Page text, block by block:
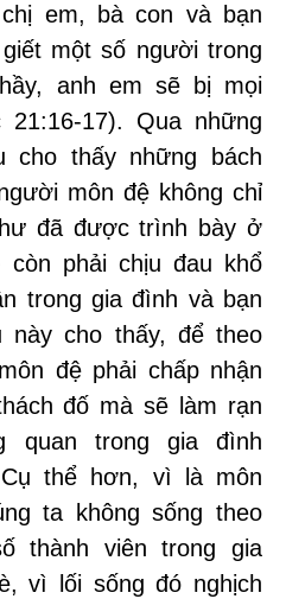
em, bà con và bạn
một số người trong
anh em sẽ bị mọi
17). Qua những
cho thấy những bách
môn đệ không chỉ
đã được trình bày ở
phải chịu đau khổ
trong gia đình và bạn
này cho thấy, để theo
đệ phải chấp nhận
đố mà sẽ làm rạn
quan trong gia đình
thể hơn, vì là môn
ta không sống theo
thành viên trong gia
vì lối sống đó nghịch